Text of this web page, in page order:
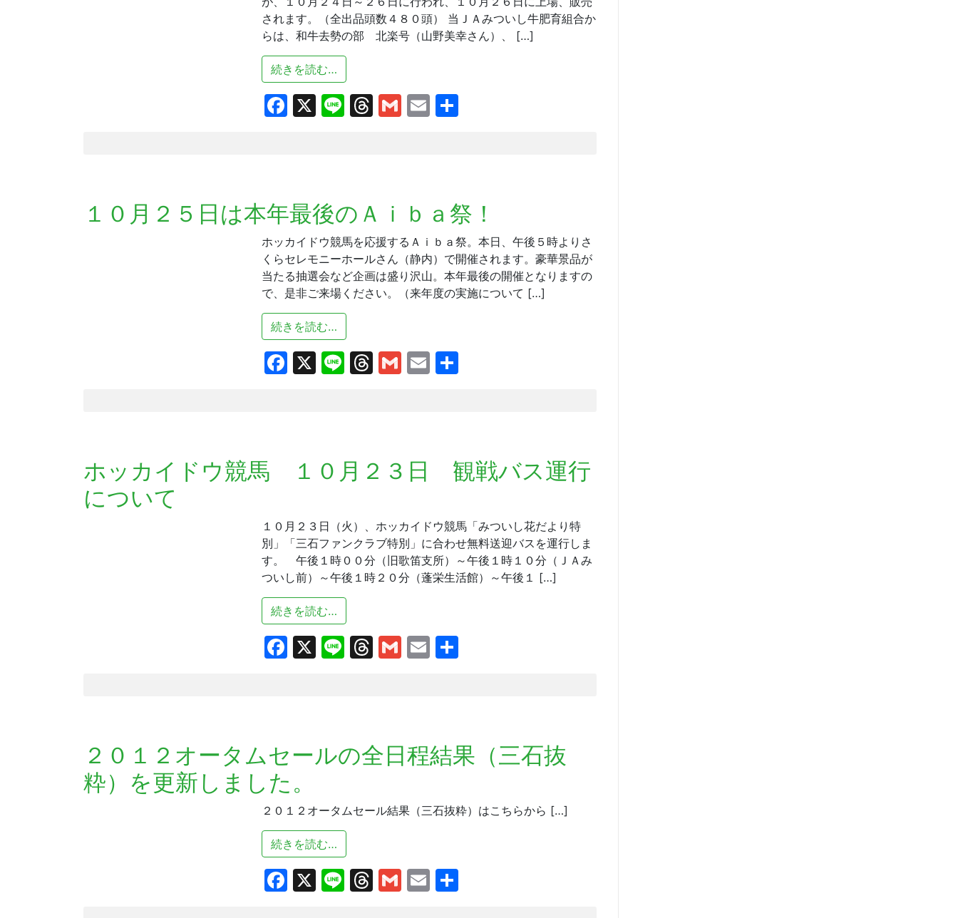
されます。（全出品頭数４８０頭） 当ＪＡみついし牛肥育組合か
らは、和牛去勢の部 北楽号（山野美幸さん）、 […]
続きを読む…
Facebook
X LineThreads
Gmail
Email
１０月２５日は本年最後のＡｉｂａ祭！
ホッカイドウ競馬を応援するＡｉｂａ祭。本日、午後５時よりさ
くらセレモニーホールさん（静内）で開催されます。豪華景品が
当たる抽選会など企画は盛り沢山。本年最後の開催となりますの
で、是非ご来場ください。（来年度の実施について […]
続きを読む…
Facebook
X LineThreads
Gmail
Email
ホッカイドウ競馬 １０月２３日 観戦バス運行
について
１０月２３日（火）、ホッカイドウ競馬「みついし花だより特
別」「三石ファンクラブ特別」に合わせ無料送迎バスを運行しま
す。 午後１時００分（旧歌笛支所）～午後１時１０分（ＪＡみ
ついし前）～午後１時２０分（蓬栄生活館）～午後１ […]
続きを読む…
Facebook
X LineThreads
Gmail
Email
２０１２オータムセールの全日程結果（三石抜
粋）を更新しました。
２０１２オータムセール結果（三石抜粋）はこちらから […]
続きを読む…
Facebook
X LineThreads
Gmail
Email